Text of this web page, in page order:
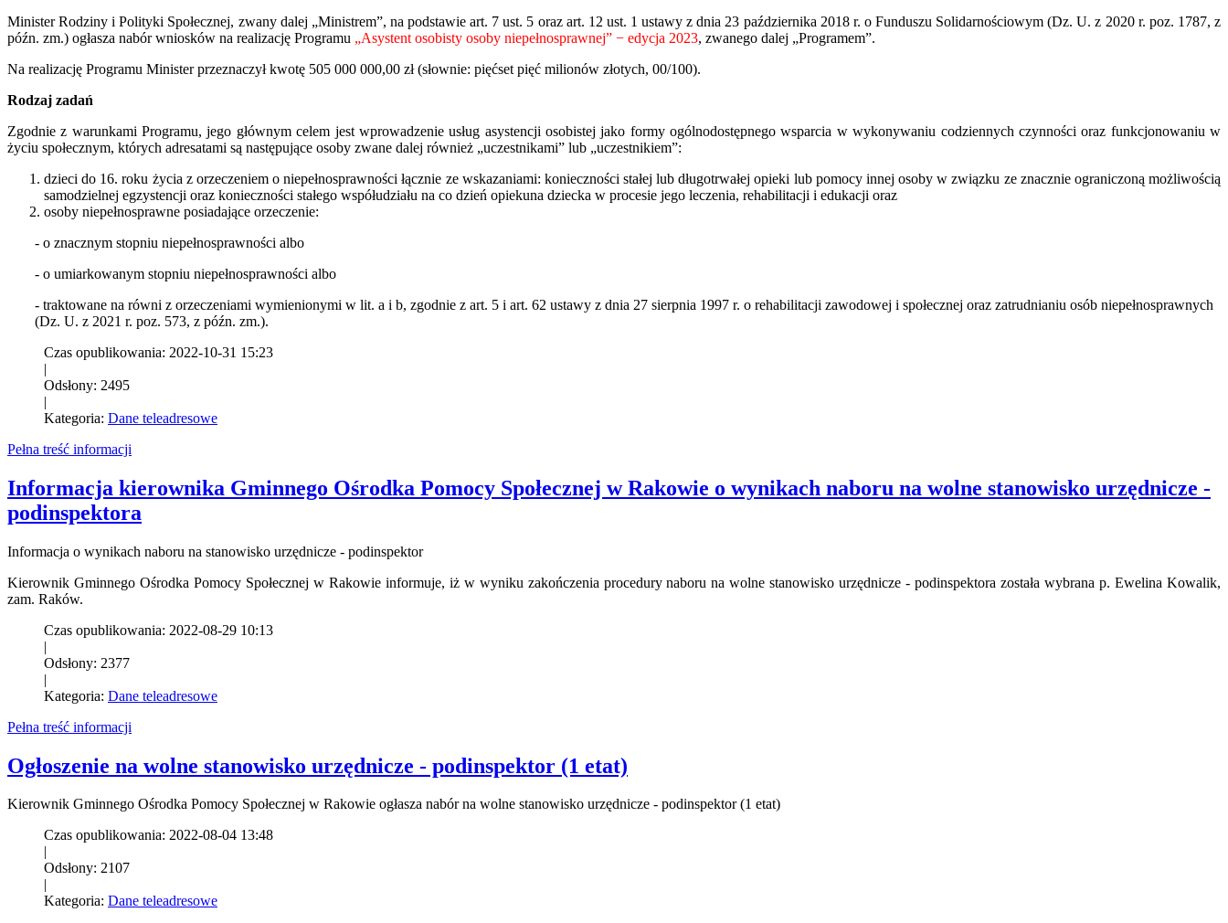
Minister Rodziny i Polityki Społecznej, zwany dalej „Ministrem”, na podstawie art. 7 ust. 5 oraz art. 12 ust. 1 ustawy z dnia 23 października 2018 r. o Funduszu Solidarnościowym (Dz. U. z 2020 r. poz. 1787, z
późn. zm.) ogłasza nabór wniosków na realizację Programu „Asystent osobisty osoby niepełnosprawnej” − edycja 2023, zwanego dalej „Programem”.
Na realizację Programu Minister przeznaczył kwotę 505 000 000,00 zł (słownie: pięćset pięć milionów złotych, 00/100).
Rodzaj zadań
Zgodnie z warunkami Programu, jego głównym celem jest wprowadzenie usług asystencji osobistej jako formy ogólnodostępnego wsparcia w wykonywaniu codziennych czynności oraz funkcjonowaniu w
życiu społecznym, których adresatami są następujące osoby zwane dalej również „uczestnikami” lub „uczestnikiem”:
dzieci do 16. roku życia z orzeczeniem o niepełnosprawności łącznie ze wskazaniami: konieczności stałej lub długotrwałej opieki lub pomocy innej osoby w związku ze znacznie ograniczoną możliwością
samodzielnej egzystencji oraz konieczności stałego współudziału na co dzień opiekuna dziecka w procesie jego leczenia, rehabilitacji i edukacji oraz
osoby niepełnosprawne posiadające orzeczenie:
- o znacznym stopniu niepełnosprawności albo
- o umiarkowanym stopniu niepełnosprawności albo
- traktowane na równi z orzeczeniami wymienionymi w lit. a i b, zgodnie z art. 5 i art. 62 ustawy z dnia 27 sierpnia 1997 r. o rehabilitacji zawodowej i społecznej oraz zatrudnianiu osób niepełnosprawnych
(Dz. U. z 2021 r. poz. 573, z późn. zm.).
Czas opublikowania: 2022-10-31 15:23
|
Odsłony: 2495
|
Kategoria: Dane teleadresowe
Pełna treść informacji
Informacja kierownika Gminnego Ośrodka Pomocy Społecznej w Rakowie o wynikach naboru na wolne stanowisko urzędnicze -
podinspektora
Informacja o wynikach naboru na stanowisko urzędnicze - podinspektor
Kierownik Gminnego Ośrodka Pomocy Społecznej w Rakowie informuje, iż w wyniku zakończenia procedury naboru na wolne stanowisko urzędnicze - podinspektora została wybrana p. Ewelina Kowalik,
zam. Raków.
Czas opublikowania: 2022-08-29 10:13
|
Odsłony: 2377
|
Kategoria: Dane teleadresowe
Pełna treść informacji
Ogłoszenie na wolne stanowisko urzędnicze - podinspektor (1 etat)
Kierownik Gminnego Ośrodka Pomocy Społecznej w Rakowie ogłasza nabór na wolne stanowisko urzędnicze - podinspektor (1 etat)
Czas opublikowania: 2022-08-04 13:48
Odsłony: 2107
Kategoria: Dane teleadresowe